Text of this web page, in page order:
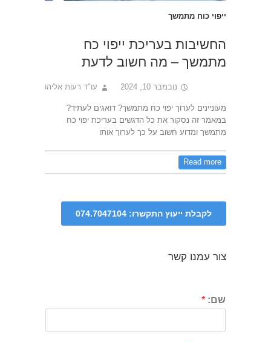
ייפוי כוח מתמשך
החשיבות בעריכת ייפוי כח
מתמשך – מה חשוב לדעת
עו"ד רעות אליהו נובמבר 10, 2024
מעוניינים לערוך יפוי כח מתמשך? דואגים לעתיד?
במאמר זה נסקור את כל הדגשים בעריכת יפוי כח
מתמשך ומדוע חשוב על כך לערוך אותו
Read more
צור עמנו קשר
שם: *